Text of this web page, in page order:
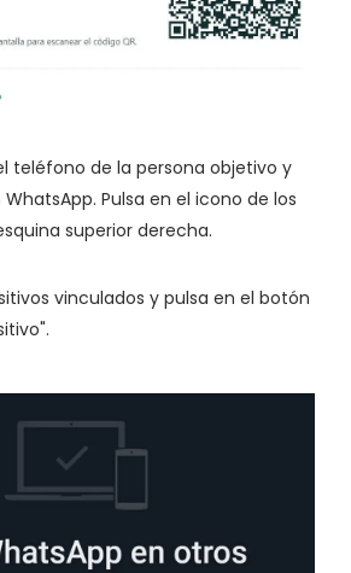
teléfono de la persona objetivo y
Pulsa en el icono de los
superior derecha.
vinculados y pulsa en el botón